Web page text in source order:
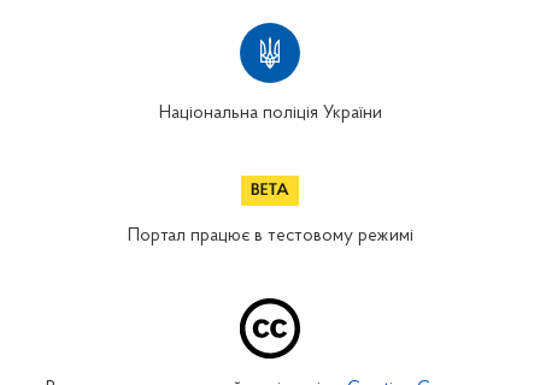
Національна поліція України
Портал працює в тестовому режимі